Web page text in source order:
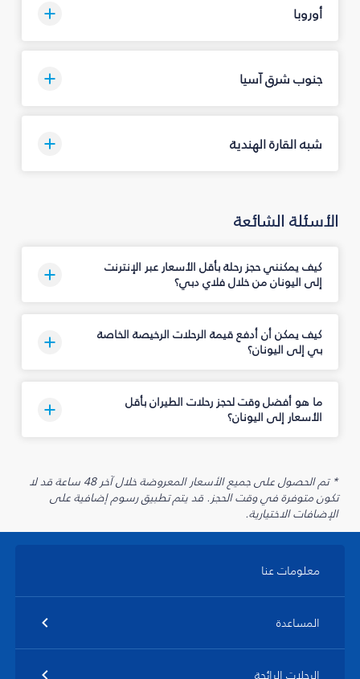
أوروبا
جنوب شرق آسيا
شبه القارة الهندية
الأسئلة الشائعة
كيف يمكنني حجز رحلة بأقل الأسعار عبر الإنترنت
إلى اليونان من خلال فلاي دبي؟
كيف يمكن أن أدفع قيمة الرحلات الرخيصة الخاصة
بي إلى اليونان؟
ما هو أفضل وقت لحجز رحلات الطيران بأقل
الأسعار إلى اليونان؟
* تم الحصول على جميع الأسعار المعروضة خلال آخر 48 ساعة قد لا
تكون متوفرة في وقت الحجز. قد يتم تطبيق رسوم إضافية على
الإضافات الاختيارية.
معلومات عنا
المساعدة
الرحلات الرائجة